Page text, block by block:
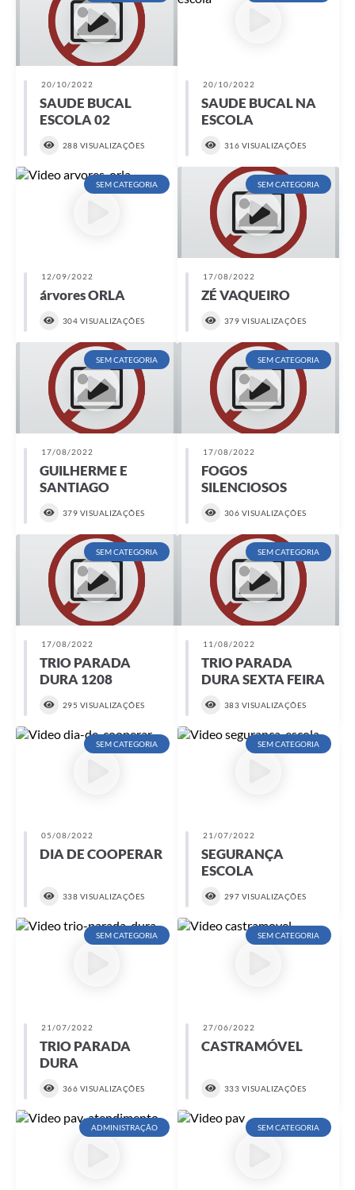
20/10/2022
SAUDE BUCAL
ESCOLA 02
288 VISUALIZAÇÕES
20/10/2022
SAUDE BUCAL NA
ESCOLA
316 VISUALIZAÇÕES
SEM CATEGORIA
12/09/2022
árvores ORLA
304 VISUALIZAÇÕES
SEM CATEGORIA
17/08/2022
ZÉ VAQUEIRO
379 VISUALIZAÇÕES
SEM CATEGORIA
17/08/2022
GUILHERME E
SANTIAGO
379 VISUALIZAÇÕES
SEM CATEGORIA
17/08/2022
FOGOS
SILENCIOSOS
306 VISUALIZAÇÕES
SEM CATEGORIA
17/08/2022
TRIO PARADA
DURA 1208
295 VISUALIZAÇÕES
SEM CATEGORIA
11/08/2022
TRIO PARADA
DURA SEXTA FEIRA
383 VISUALIZAÇÕES
SEM CATEGORIA
05/08/2022
DIA DE COOPERAR
338 VISUALIZAÇÕES
SEM CATEGORIA
21/07/2022
SEGURANÇA
ESCOLA
297 VISUALIZAÇÕES
SEM CATEGORIA
21/07/2022
TRIO PARADA
DURA
366 VISUALIZAÇÕES
SEM CATEGORIA
27/06/2022
CASTRAMÓVEL
333 VISUALIZAÇÕES
ADMINISTRAÇÃO SEM CATEGORIA